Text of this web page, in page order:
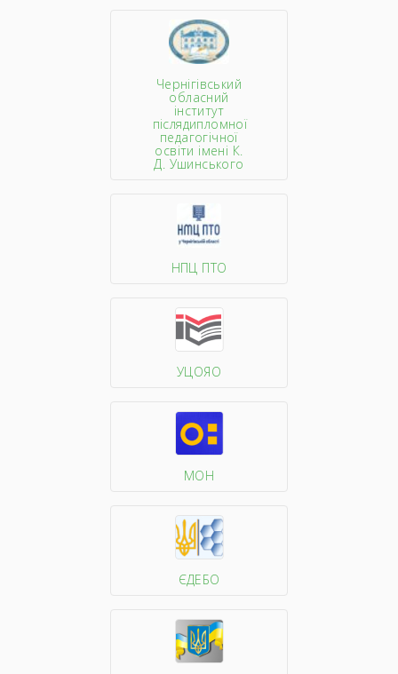
Чернігівський
обласний
інститут
післядипломної
педагогічної
освіти імені К.
Д. Ушинського
НПЦ ПТО
УЦОЯО
МОН
ЄДЕБО